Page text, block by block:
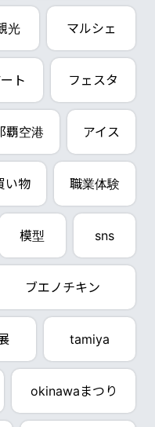
光 マルシェ
ト フェスタ
覇空港 アイス
い物 職業体験
模型 sns
ブエノチキン
tamiya
okinawaまつり